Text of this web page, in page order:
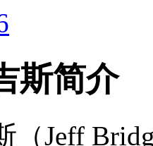
斯简介
（Jeff